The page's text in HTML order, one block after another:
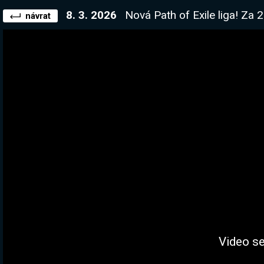
návrat 8. 3. 2026 Nová Path of Exile liga! Za 2 suby dostaneš
Video